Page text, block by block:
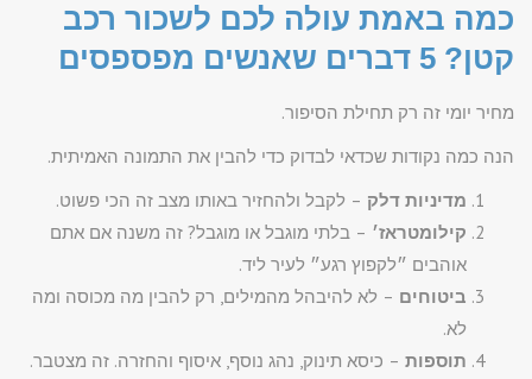
כמה באמת עולה לכם לשכור רכב
קטן? 5 דברים שאנשים מפספסים
מחיר יומי זה רק תחילת הסיפור.
הנה כמה נקודות שכדאי לבדוק כדי להבין את התמונה האמיתית.
מדיניות דלק – לקבל ולהחזיר באותו מצב זה הכי פשוט.
קילומטראז׳ – בלתי מוגבל או מוגבל? זה משנה אם אתם
אוהבים ״לקפוץ רגע״ לעיר ליד.
ביטוחים – לא להיבהל מהמילים, רק להבין מה מכוסה ומה
לא.
תוספות – כיסא תינוק, נהג נוסף, איסוף והחזרה. זה מצטבר.